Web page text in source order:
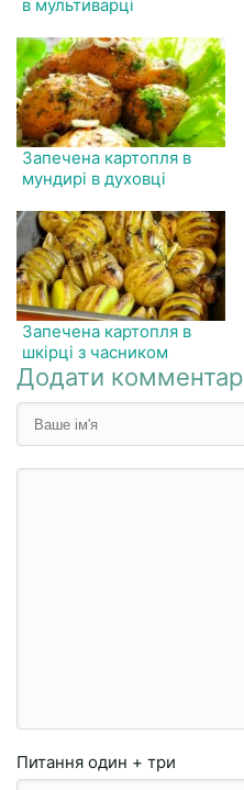
в мультиварці
Запечена картопля в
мундирі в духовці
Запечена картопля в
шкірці з часником
Додати комментар
Питання один + три